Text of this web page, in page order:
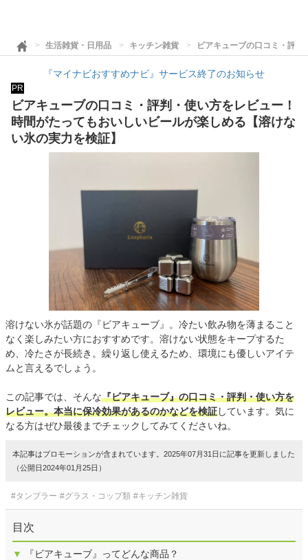
生活雑貨・日用品 キッチン雑貨 ビアキューブの口コミ・評
『マイナビおすすめナビ』サービス終了のお知らせ
PR
ビアキューブの口コミ・評判・使い方をレビュー！
時間がたってもおいしいビールが楽しめる【溶けな
い氷の実力を検証】
溶けない氷が話題の『ビアキューブ』。冷たい飲み物を薄まること
なく楽しみたい方におすすめです。溶けない状態をキープするた
め、冷たさが長続き。繰り返し使えるため、環境にも優しいアイテ
ムと言えるでしょう。
この記事では、そんな『ビアキューブ』の口コミ・評判・使い方を
レビュー。本当に保冷効果があるのかなどを検証しています。気に
なる方はぜひ最後までチェックしてみてくださいね。
本記事はプロモーションが含まれています。2025年07月31日に記事を更新しました
（公開日2024年01月25日）
#タンブラー #グラス・コップ類 #キッチン雑貨
目次
▼
『ビアキューブ』ってどんな商品？